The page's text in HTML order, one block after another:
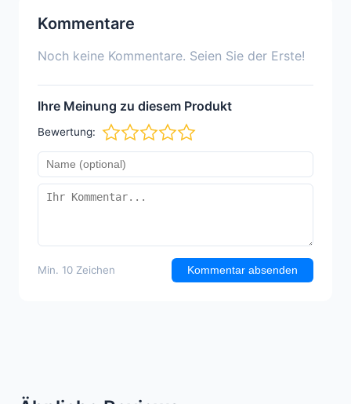
Kommentare
Noch keine Kommentare. Seien Sie der Erste!
Ihre Meinung zu diesem Produkt
Bewertung:
Min. 10 Zeichen Kommentar absenden